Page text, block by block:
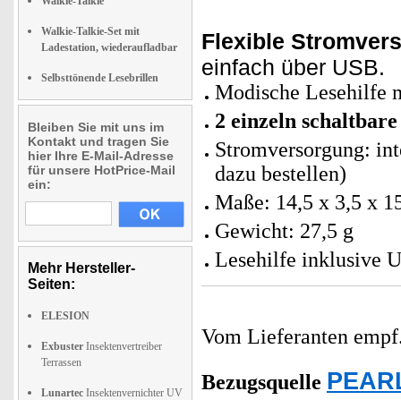
Walkie-Talkie-Set mit
Ladestation, wiederaufladbar
Selbsttönende Lesebrillen
Bleiben Sie mit uns im
Kontakt und tragen Sie
hier Ihre E-Mail-Adresse
für unsere HotPrice-Mail
ein:
Mehr Hersteller-
Seiten:
ELESION
Exbuster Insektenvertreiber
Terrassen
Lunartec Insektenvernichter UV
Flexible
einfach über USB.
Modische Lesehilfe
2 einzeln
Stromversorgung:
dazu bestellen)
Maße: 14,5 x 3,5 x
Gewicht: 27,5 g
Lesehilfe inklusive
Vom Lieferanten
Bezugsquelle